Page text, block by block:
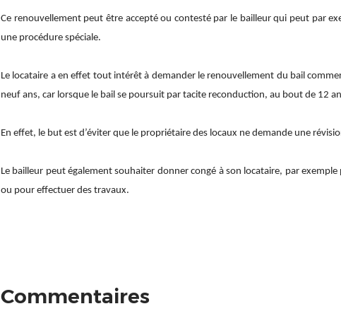
Ce renouvellement peut être accepté ou contesté par le bailleur qui peut par
une procédure spéciale.
Le locataire a en effet tout intérêt à demander le renouvellement du bail
neuf ans, car lorsque le bail se poursuit par tacite reconduction, au bout de 12
En effet, le but est d’éviter que le propriétaire des locaux ne demande une
Le bailleur peut également souhaiter donner congé à son locataire, par
ou pour effectuer des travaux.
Commentaires